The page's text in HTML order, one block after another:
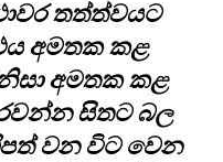
තත්ත්වයට
අමතක කළ
අමතක කළ
සිතට බල
වන විට වෙන